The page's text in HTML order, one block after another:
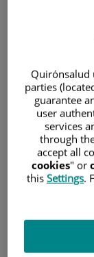
69 results
Quirónsalud
parties
guarantee
user
services
through
accept all
cookies" or
this Settings.